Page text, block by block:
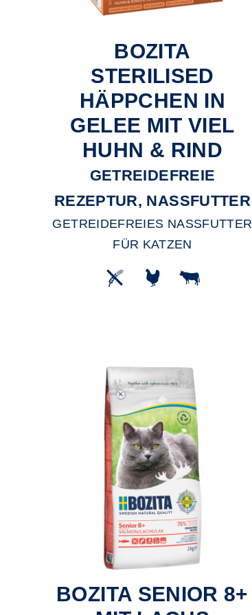
BOZITA
STERILISED
HÄPPCHEN IN
GELEE MIT VIEL
HUHN & RIND
GETREIDEFREIE
REZEPTUR, NASSFUTTER
GETREIDEFREIES NASSFUTTER
FÜR KATZEN
BOZITA SENIOR 8+